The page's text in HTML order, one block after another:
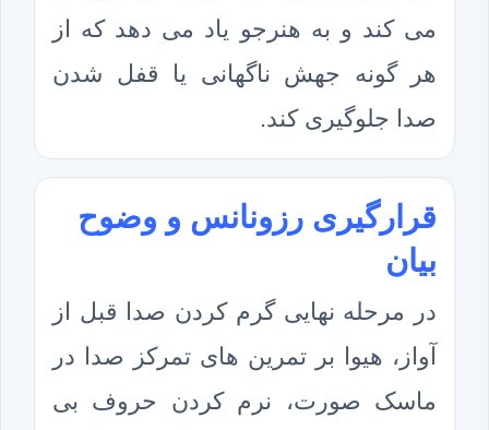
می کند و به هنرجو یاد می دهد که از
هر گونه جهش ناگهانی یا قفل شدن
صدا جلوگیری کند.
قرارگیری رزونانس و وضوح
بیان
در مرحله نهایی گرم کردن صدا قبل از
آواز، هیوا بر تمرین های تمرکز صدا در
ماسک صورت، نرم کردن حروف بی